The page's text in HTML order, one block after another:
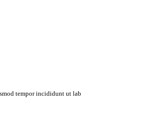
tempor incididunt ut lab